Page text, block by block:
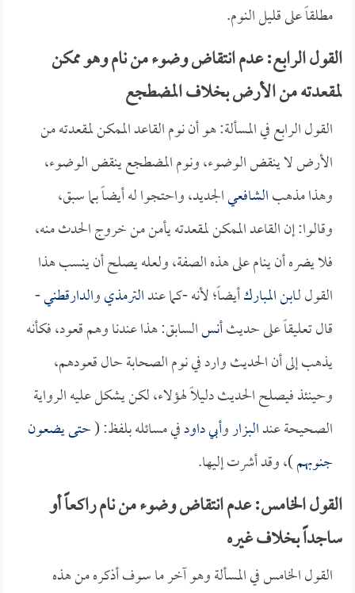
مطلقاً على قليل النوم.
القول الرابع: عدم انتقاض وضوء من نام وهو ممكن
لمقعدته من الأرض بخلاف المضطجع
القول الرابع في المسألة: هو أن نوم القاعد الممكن لمقعدته من
الأرض لا ينقض الوضوء، ونوم المضطجع ينقض الوضوء،
وهذا مذهبالشافعيالجديد، واحتجوا له أيضاً بما سبق،
وقالوا: إن القاعد الممكن لمقعدته يأمن من خروج الحدث منه،
فلا يضره أن ينام على هذه الصفة، ولعله يصلح أن ينسب هذا
القول لـابن المباركأيضاً؛ لأنه -كما عندالترمذيوالدارقطني-
قال تعليقاً على حديثأنسالسابق: هذا عندنا وهم قعود، فكأنه
يذهب إلى أن الحديث وارد في نوم الصحابة حال قعودهم،
وحينئذ فيصلح الحديث دليلاً لهؤلاء، لكن يشكل عليه الرواية
الصحيحة عندالبزاروأبي داودفي مسائله بلفظ: (حتى يضعون
جنوبهم)، وقد أشرت إليها.
القول الخامس: عدم انتقاض وضوء من نام راكعاً أو
ساجداً بخلاف غيره
القول الخامس في المسألة وهو آخر ما سوف أذكره من هذه